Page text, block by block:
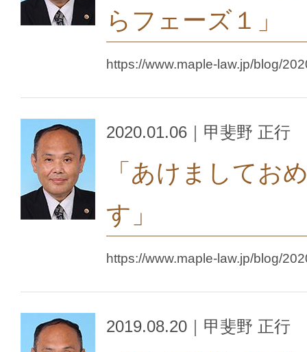
らフェーズ１」
https://www.maple-law.jp/blog/
2020.01.06｜甲斐野 正行
「あけましてお
す」
https://www.maple-law.jp/blog/
2019.08.20｜甲斐野 正行